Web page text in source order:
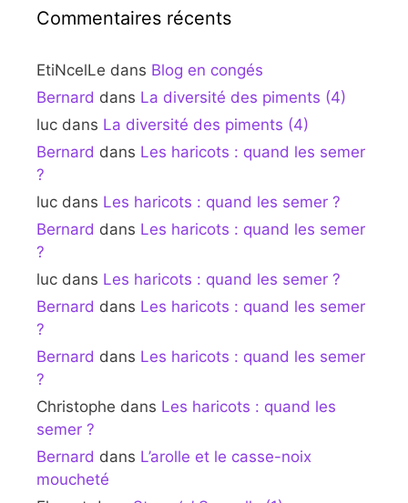
Commentaires récents
EtiNcelLe dans Blog en congés
Bernard dans La diversité des piments (4)
luc dans La diversité des piments (4)
Bernard dans Les haricots : quand les semer
?
luc dans Les haricots : quand les semer ?
Bernard dans Les haricots : quand les semer
?
luc dans Les haricots : quand les semer ?
Bernard dans Les haricots : quand les semer
?
Bernard dans Les haricots : quand les semer
?
Christophe dans Les haricots : quand les
semer ?
Bernard dans L’arolle et le casse-noix
moucheté